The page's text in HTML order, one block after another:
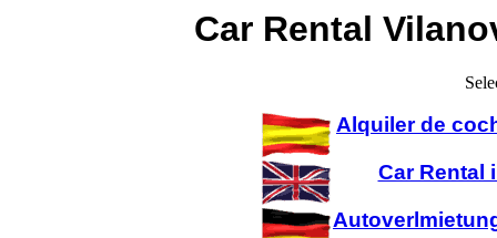
Car Rental
Alquiler de
Car Rental